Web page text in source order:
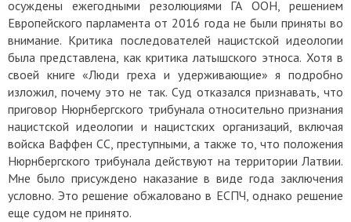
осуждены ежегодными резолюциями ГА ООН, решением
Европейского парламента от 2016 года не были приняты во
внимание. Критика последователей нацистской идеологии
была представлена, как критика латышского этноса. Хотя в
своей книге «Люди греха и удерживающие» я подробно
изложил, почему это не так. Суд отказался признавать, что
приговор Нюрнбергского трибунала относительно признания
нацистской идеологии и нацистских организаций, включая
войска Ваффен СС, преступными, а также то, что положения
Нюрнбергского трибунала действуют на территории Латвии.
Мне было присуждено наказание в виде года заключения
условно. Это решение обжаловано в ЕСПЧ, однако решение
еще судом не принято.